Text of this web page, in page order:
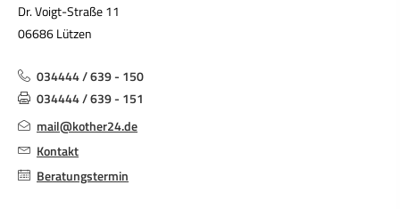
Dr. Voigt-Straße 11
06686 Lützen
034444 / 639 - 150
034444 / 639 - 151
mail@kother24.de
Kontakt
Beratungstermin